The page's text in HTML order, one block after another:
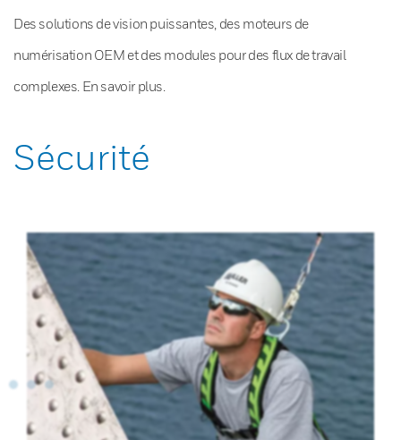
Des solutions de vision puissantes, des moteurs de
numérisation OEM et des modules pour des flux de travail
complexes. En savoir plus.
Sécurité